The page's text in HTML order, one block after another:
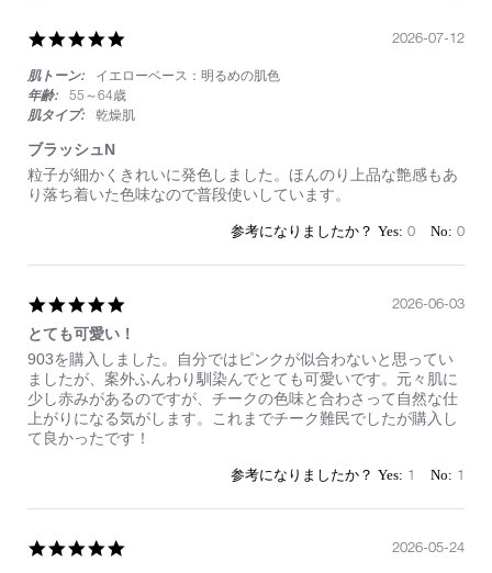
rating
肌トーン:
イエローベース：明るめの肌色
年齢:
55～64歳
肌タイプ:
乾燥肌
ブラッシュN
Review
by
2026
review
stating
シ
N
粒子が細かくきれいに発色しました。ほんのり上品な艶感もあ
り落ち着いた色味なので普段使いしています。
2026-07-12
0 0
rating
とても可愛い！
Review
by
on
3
Jun
2026
review
stating
と
て
も
可
903を購入しました。自分ではピンクが似合わないと思ってい
ましたが、案外ふんわり馴染んでとても可愛いです。元々肌に
少し赤みがあるのですが、チークの色味と合わさって自然な仕
上がりになる気がします。これまでチーク難民でしたが購入し
て良かったです！
2026-06-03
1 1
2026-05-24